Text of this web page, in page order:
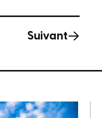
Suivant